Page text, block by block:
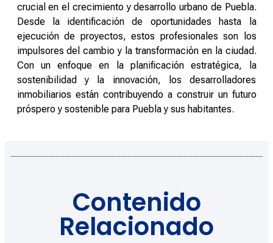
crucial en el crecimiento y desarrollo urbano de Puebla.
Desde la identificación de oportunidades hasta la
ejecución de proyectos, estos profesionales son los
impulsores del cambio y la transformación en la ciudad.
Con un enfoque en la planificación estratégica, la
sostenibilidad y la innovación, los desarrolladores
inmobiliarios están contribuyendo a construir un futuro
próspero y sostenible para Puebla y sus habitantes.
Contenido
Relacionado